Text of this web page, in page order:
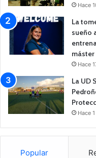
Hace
La
sueño
máster
Hace
La UD
Hace
Popular